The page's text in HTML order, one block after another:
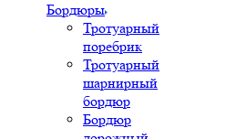
Бордюры
Тротуарный
поребрик
Тротуарный
шарнирный
бордюр
Бордюр